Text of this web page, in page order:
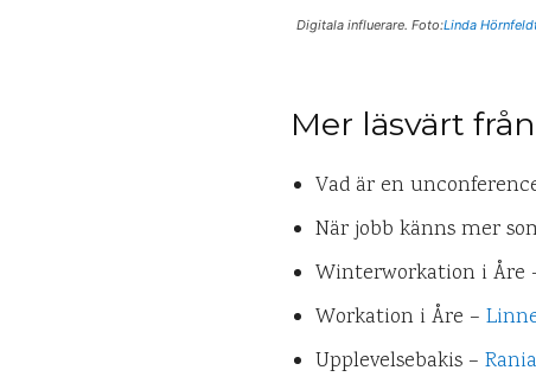
Digitala influerare. Foto:Linda
Mer läsvärt
Vad är en
När jobb känns mer
Winterworkation i Åre
Workation i Åre –
Upplevelsebakis –